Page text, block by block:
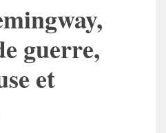
guerre,
et